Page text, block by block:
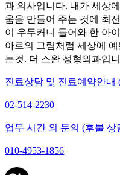
과 의사입니다. 내가 세상
움을 만들어 주는 것에 최
이 우두커니 들어와 한 아
아르의 그림처럼 세상에
는것. 더 스완 성형외과입
진료상담 및 진료예약안내
02-514-2230
업무 시간 외 문의 (후불 상
010-4953-1856